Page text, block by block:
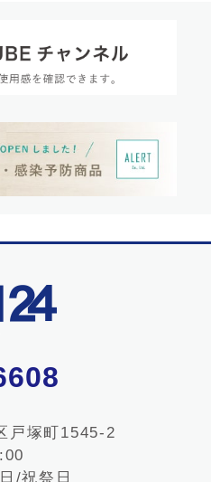
戸塚町1545-2
/祝祭日